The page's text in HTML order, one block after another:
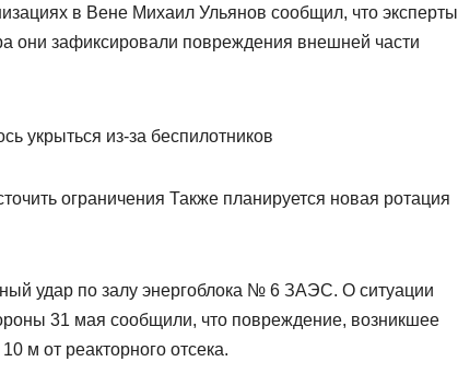
в Вене Михаил Ульянов сообщил, что эксперты
зафиксировали повреждения внешней части
ограничения Также планируется новая ротация
удар по залу энергоблока № 6 ЗАЭС. О ситуации
31 мая сообщили, что повреждение, возникшее
м от реакторного отсека.